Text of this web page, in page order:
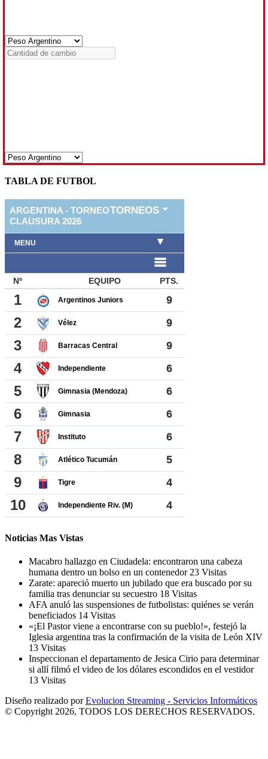
TABLA DE FUTBOL
Noticias Mas Vistas
Macabro hallazgo en Ciudadela: encontraron una cabeza
humana dentro un bolso en un contenedor 23 Visitas
Zarate: apareció muerto un jubilado que era buscado por su
familia tras denunciar su secuestro 18 Visitas
AFA anuló las suspensiones de futbolistas: quiénes se verán
beneficiados 14 Visitas
«¡El Pastor viene a encontrarse con su pueblo!», festejó la
Iglesia argentina tras la confirmación de la visita de León XIV
13 Visitas
Inspeccionan el departamento de Jesica Cirio para determinar
si allí filmó el video de los dólares escondidos en el vestidor
13 Visitas
Diseño realizado porEvolucion Streaming - Servicios Informáticos
© Copyright 2026, TODOS LOS DERECHOS RESERVADOS.